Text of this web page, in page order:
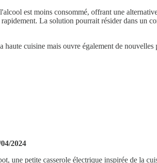
est moins consommé, offrant une
La solution pourrait résider dans un
cuisine mais ouvre également de
2024
une petite casserole électrique inspirée de la